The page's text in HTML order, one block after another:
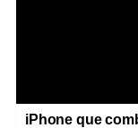
iPhone que